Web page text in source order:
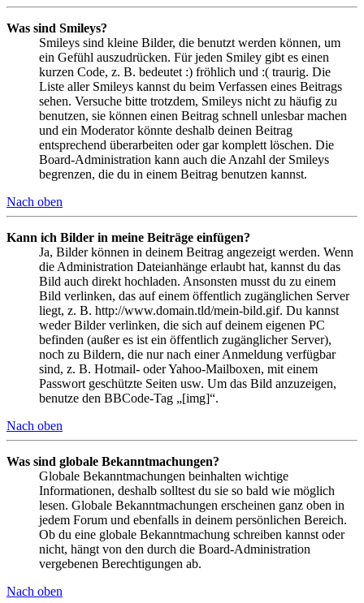
Was sind Smileys?
Smileys sind kleine Bilder, die benutzt werden können, um
ein Gefühl auszudrücken. Für jeden Smiley gibt es einen
kurzen Code, z. B. bedeutet :) fröhlich und :( traurig. Die
Liste aller Smileys kannst du beim Verfassen eines Beitrags
sehen. Versuche bitte trotzdem, Smileys nicht zu häufig zu
benutzen, sie können einen Beitrag schnell unlesbar machen
und ein Moderator könnte deshalb deinen Beitrag
entsprechend überarbeiten oder gar komplett löschen. Die
Board-Administration kann auch die Anzahl der Smileys
begrenzen, die du in einem Beitrag benutzen kannst.
Nach oben
Kann ich Bilder in meine Beiträge einfügen?
Ja, Bilder können in deinem Beitrag angezeigt werden. Wenn
die Administration Dateianhänge erlaubt hat, kannst du das
Bild auch direkt hochladen. Ansonsten musst du zu einem
Bild verlinken, das auf einem öffentlich zugänglichen Server
liegt, z. B. http://www.domain.tld/mein-bild.gif. Du kannst
weder Bilder verlinken, die sich auf deinem eigenen PC
befinden (außer es ist ein öffentlich zugänglicher Server),
noch zu Bildern, die nur nach einer Anmeldung verfügbar
sind, z. B. Hotmail- oder Yahoo-Mailboxen, mit einem
Passwort geschützte Seiten usw. Um das Bild anzuzeigen,
benutze den BBCode-Tag „[img]“.
Nach oben
Was sind globale Bekanntmachungen?
Globale Bekanntmachungen beinhalten wichtige
Informationen, deshalb solltest du sie so bald wie möglich
lesen. Globale Bekanntmachungen erscheinen ganz oben in
jedem Forum und ebenfalls in deinem persönlichen Bereich.
Ob du eine globale Bekanntmachung schreiben kannst oder
nicht, hängt von den durch die Board-Administration
vergebenen Berechtigungen ab.
Nach oben